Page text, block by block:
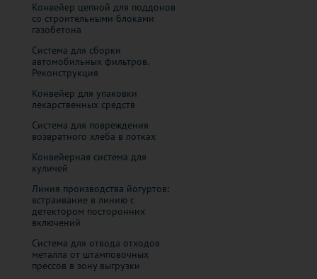
Конвейер цепной для поддонов
со строительными блоками
газобетона
Система для сборки
автомобильных фильтров.
Реконструкция
Конвейер для упаковки
лекарственных средств
Система для повреждения
возвратного хлеба в лотках
Конвейерная система для
куличей
Линия производства йогуртов:
встраивание в линию с
детектором посторонних
включений
Cистема для отвода отходов
металла от штамповочных
прессов в зону выгрузки